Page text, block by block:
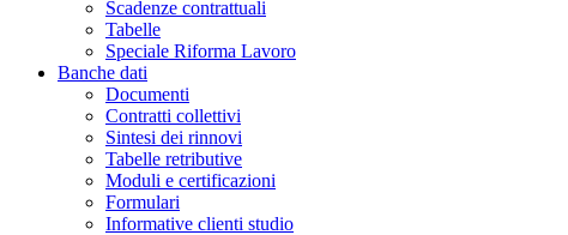
Scadenze contrattuali
Tabelle
Speciale Riforma Lavoro
Banche dati
Documenti
Contratti collettivi
Sintesi dei rinnovi
Tabelle retributive
Moduli e certificazioni
Formulari
Informative clienti studio